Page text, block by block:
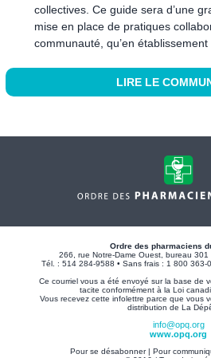
collectives. Ce guide sera d’une
mise en place de pratiques
communauté, qu’en établissement
LIRE LE
Ordre des pharmaciens
266, rue Notre-Dame Ouest, bureau 301
Tél. : 514 284-9588 • Sans frais : 1 800 363-
Ce courriel vous a été envoyé sur la base de
tacite conformément à la Loi
Vous recevez cette infolettre parce que vous
distribution de La
info@opq.org
www.opq.org
Pour se désabonner| Pour